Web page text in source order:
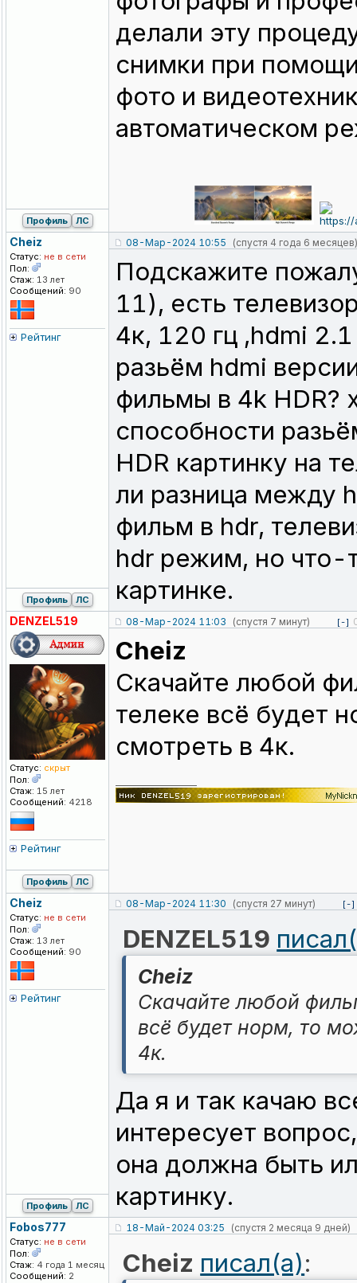
делали эту
снимки при
фото и
автоматическом
Профиль ЛС
Cheiz
Статус: не в сети
Пол:
Стаж: 13 лет
Сообщений: 90
Рейтинг
08-Мар-2024 10:55 (спустя 4 года 6 месяцев)
Подскажите
11), есть
4к, 120 гц ,hdmi
разьём hdmi
фильмы в 4k HDR?
способности
HDR картинку на
ли разница между
фильм в hdr,
hdr режим, но что-
картинке.
Профиль ЛС
DENZEL519
Статус: скрыт
Пол:
Стаж: 15 лет
Сообщений: 4218
Рейтинг
08-Мар-2024 11:03 (спустя 7 минут) [-]
Cheiz
Скачайте любой
телеке всё будет
смотреть в 4к.
Профиль ЛС
Cheiz
Статус: не в сети
Пол:
Стаж: 13 лет
Сообщений: 90
Рейтинг
08-Мар-2024 11:30 (спустя 27 минут) [-]
DENZEL519
Cheiz
Скачайте любой
всё будет норм, то
4к.
Да я и так качаю
интересует
она должна быть
картинку.
Профиль ЛС
Fobos777
Статус: не в сети
Пол:
Стаж: 4 года 1 месяц
Сообщений: 2
18-Май-2024 03:25 (спустя 2 месяца 9 дней)
Cheiz писал(а):